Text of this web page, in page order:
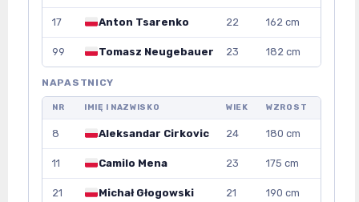
17 Anton Tsarenko 22 162 cm
99 Tomasz Neugebauer 23 182 cm
NAPASTNICY
NR IMIĘ I NAZWISKO WIEK WZROST
8 Aleksandar Cirkovic 24 180 cm
11 Camilo Mena 23 175 cm
21 Michał Głogowski 21 190 cm